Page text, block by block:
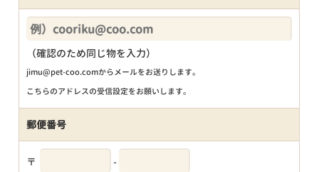
（確認のため同じ物を入力）
jimu@pet-coo.comからメールをお送りします。
こちらのアドレスの受信設定をお願いします。
郵便番号
〒 -